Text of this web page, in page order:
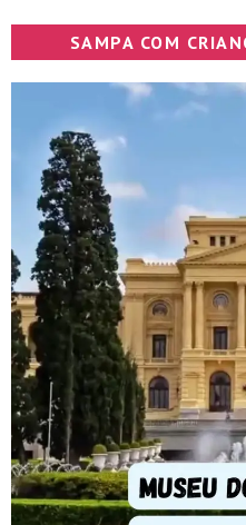
SAMPA COM